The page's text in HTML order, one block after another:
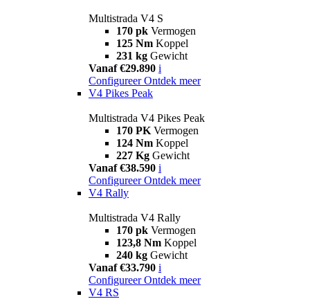
Multistrada V4 S
170 pk Vermogen
125 Nm Koppel
231 kg Gewicht
Vanaf €29.890 i
Configureer Ontdek meer
V4 Pikes Peak
Multistrada V4 Pikes Peak
170 PK Vermogen
124 Nm Koppel
227 Kg Gewicht
Vanaf €38.590 i
Configureer Ontdek meer
V4 Rally
Multistrada V4 Rally
170 pk Vermogen
123,8 Nm Koppel
240 kg Gewicht
Vanaf €33.790 i
Configureer Ontdek meer
V4 RS